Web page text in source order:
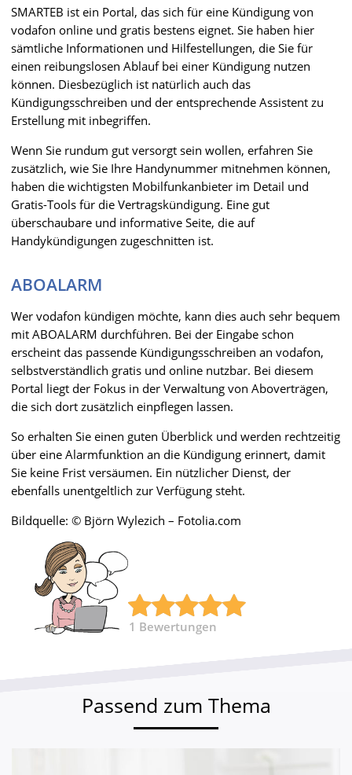
SMARTEB ist ein Portal, das sich für eine Kündigung von
vodafon online und gratis bestens eignet. Sie haben hier
sämtliche Informationen und Hilfestellungen, die Sie für
einen reibungslosen Ablauf bei einer Kündigung nutzen
können. Diesbezüglich ist natürlich auch das
Kündigungsschreiben und der entsprechende Assistent zu
Erstellung mit inbegriffen.
Wenn Sie rundum gut versorgt sein wollen, erfahren Sie
zusätzlich, wie Sie Ihre Handynummer mitnehmen können,
haben die wichtigsten Mobilfunkanbieter im Detail und
Gratis-Tools für die Vertragskündigung. Eine gut
überschaubare und informative Seite, die auf
Handykündigungen zugeschnitten ist.
ABOALARM
Wer vodafon kündigen möchte, kann dies auch sehr bequem
mit ABOALARM durchführen. Bei der Eingabe schon
erscheint das passende Kündigungsschreiben an vodafon,
selbstverständlich gratis und online nutzbar. Bei diesem
Portal liegt der Fokus in der Verwaltung von Aboverträgen,
die sich dort zusätzlich einpflegen lassen.
So erhalten Sie einen guten Überblick und werden rechtzeitig
über eine Alarmfunktion an die Kündigung erinnert, damit
Sie keine Frist versäumen. Ein nützlicher Dienst, der
ebenfalls unentgeltlich zur Verfügung steht.
Bildquelle: © Björn Wylezich – Fotolia.com
1 Bewertungen
Passend zum Thema